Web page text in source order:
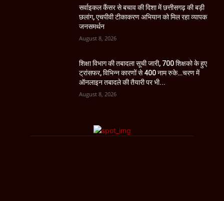
सर्वाइकल कैंसर से बचाव की दिशा में छत्तीसगढ़ की बड़ी
छलांग, एचपीवी टीकाकरण अभियान को मिल रहा व्यापक
जनसमर्थन
August 8, 2026
शिक्षा विभाग की तबादला सूची जारी, 700 शिक्षको के हुए
ट्रांसफर, विभिन्न कारणों से 400 नाम रुके…चरण में
ऑनलाइन तबादले की तैयारी पर भी...
August 8, 2026